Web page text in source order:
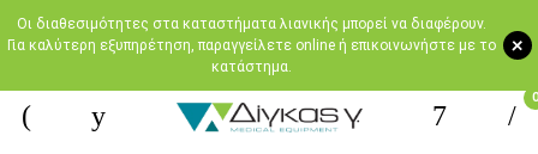
+
Oι διαθεσιμότητες στα καταστήματα λιανικής μπορεί να διαφέρουν.
Για καλύτερη εξυπηρέτηση, παραγγείλετε online ή επικοινωνήστε με το
κατάστημα.
0